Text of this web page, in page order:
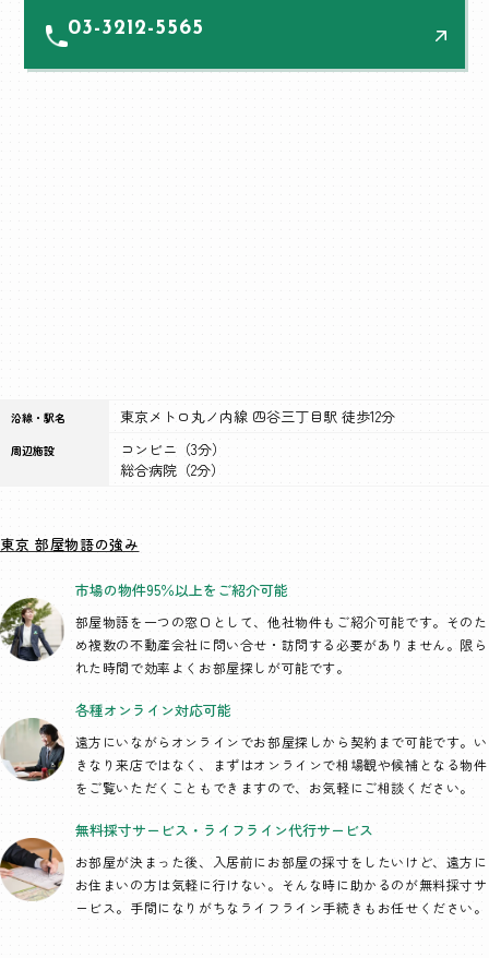
03-3212-5565
沿線・駅名 東京メトロ丸ノ内線 四谷三丁目駅 徒歩12分
周辺施設
コンビニ（3分）
総合病院（2分）
東京 部屋物語の強み
市場の物件95％以上を ご紹介可能
部屋物語を一つの窓口として、他社物件もご紹介可能です。そのた
め複数の不動産会社に問い合せ・訪問する必要がありません。限ら
れた時間で効率よくお部屋探しが可能です。
各種オンライン対応可能
遠方にいながらオンラインでお部屋探しから契約まで可能です。い
きなり来店ではなく、まずはオンラインで相場観や候補となる物件
をご覧いただくこともできますので、お気軽にご相談ください。
無料採寸サービス・ ライフライン代行サービス
お部屋が決まった後、入居前にお部屋の採寸をしたいけど、遠方に
お住まいの方は気軽に行けない。そんな時に助かるのが無料採寸サ
ービス。手間になりがちなライフライン手続きもお任せください。